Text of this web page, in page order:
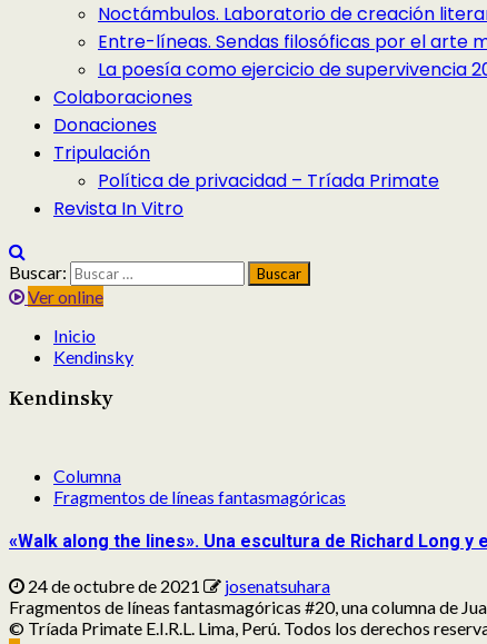
Noctámbulos. Laboratorio de creación
Entre-líneas. Sendas filosóficas por el arte
La poesía como ejercicio de supervivencia
Colaboraciones
Donaciones
Tripulación
Política de privacidad – Tríada Primate
Revista In Vitro
Buscar:
Ver online
Inicio
Kendinsky
Kendinsky
Columna
Fragmentos de líneas fantasmagóricas
«Walk along the lines». Una escultura de Richard Long
24 de octubre de 2021
josenatsuhara
Fragmentos de líneas fantasmagóricas #20, una columna de
© Tríada Primate E.I.R.L. Lima, Perú. Todos los derechos